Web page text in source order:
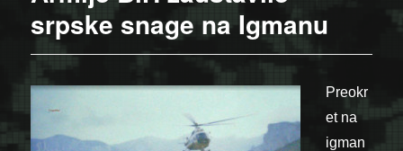
srpske snage na Igmanu
Preokr
et na
igman